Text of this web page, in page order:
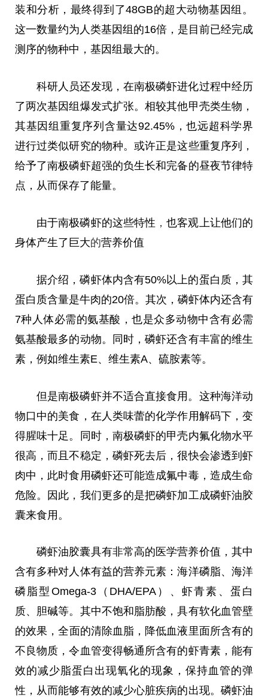
装和分析，最终得到了48GB的超大动物基因组。
这一数量约为人类基因组的16倍，是目前已经完成
测序的物种中，基因组最大的。
科研人员还发现，在南极磷虾进化过程中经历
了两次基因组爆发式扩张。相较其他甲壳类生物，
其基因组重复序列含量达92.45%，也远超科学界
进行过类似研究的物种。或许正是这些重复序列，
给予了南极磷虾超强的负生长和完备的昼夜节律特
点，从而保存了能量。
由于南极磷虾的这些特性 ，也客观上让他们的
身体产生了巨大的营养价值
据介绍，磷虾体内含有50%以上的蛋白质，其
蛋白质含量是牛肉的20倍。其次，磷虾体内还含有
7种人体必需的氨基酸，也是众多动物中含有必需
氨基酸最多的动物。同时，磷虾还含有丰富的维生
素，例如维生素E、维生素A、硫胺素等。
但是南极磷虾并不适合直接食用。这种海洋动
物口中的美食，在人类味蕾的化学作用解码下，变
得腥味十足。同时，南极磷虾的甲壳内氟化物水平
很高，而且不稳定，磷虾死去后，很快会渗透到虾
肉中，此时食用磷虾还可能造成氟中毒，造成生命
危险。因此，我们更多的是把磷虾加工成磷虾油胶
囊来食用。
磷虾油胶囊具有非常高的医学营养价值，其中
含有多种对人体有益的营养元素：海洋磷脂、海洋
磷脂型Omega-3（DHA/EPA）、虾青素、蛋白
质、胆碱等。其中不饱和脂肪酸，具有软化血管壁
的效果 ，全面的清除血脂，降低血液里面所含有的
不良物质，令血管变得畅通所含有的虾青素，能有
效的减少脂蛋白出现氧化的现象，保持血管的弹
性 ，从而能够有效的减少心脏疾病的出现。磷虾油